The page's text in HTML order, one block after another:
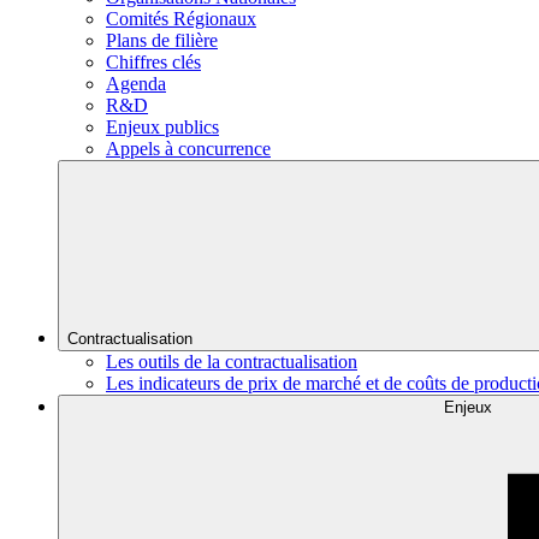
Comités Régionaux
Plans de filière
Chiffres clés
Agenda
R&D
Enjeux publics
Appels à concurrence
Contractualisation
Les outils de la contractualisation
Les indicateurs de prix de marché et de coûts de
Enjeux